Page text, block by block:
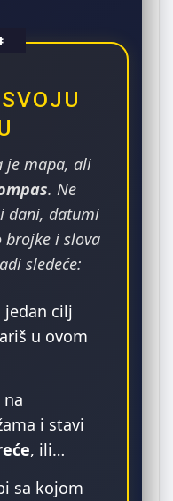
je mapa, ali
. Ne
dani, datumi
brojke i slova
sledeće:
jedan cilj
u ovom
i stavi
, ili…
sa kojom